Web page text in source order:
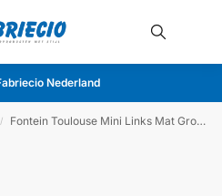
Nederland
/ Fontein Toulouse Mini Links Mat Groen